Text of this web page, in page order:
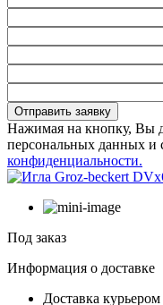
Отправить заявку
Нажимая на кнопку, Вы
персональных данных и
конфиденциальности.
Под заказ
Информация о доставке
Доставка